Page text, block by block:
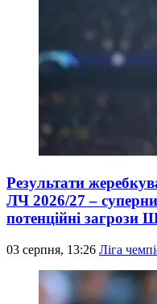
Результати
ЛЧ 2026/27 –
потенційні загрози
03 серпня, 13:26 Ліга